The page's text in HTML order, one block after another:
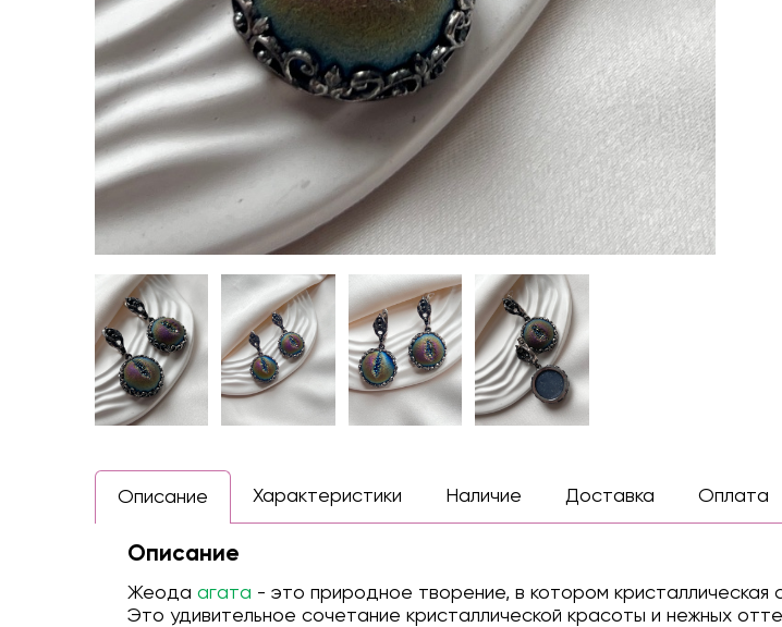
Описание Характеристики Наличие Доставка Оплата
Описание
Жеода агата - это природное творение, в котором
Это удивительное сочетание кристаллической красоты и нежных